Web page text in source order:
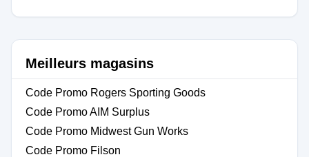
Meilleurs magasins
Code Promo Rogers Sporting Goods
Code Promo AIM Surplus
Code Promo Midwest Gun Works
Code Promo Filson